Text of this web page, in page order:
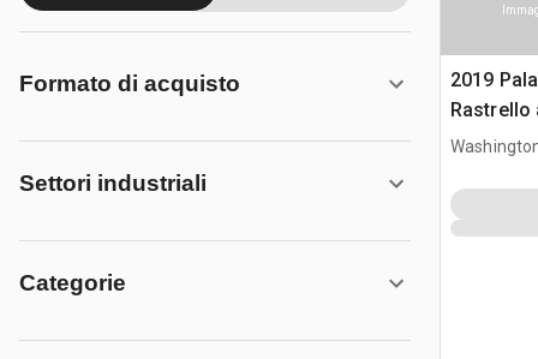
Formato di acquisto
Settori industriali
Categorie
2019
Rastrello